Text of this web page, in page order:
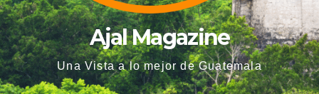
Ajal Magazine
Una Vista a lo mejor de Guatemala